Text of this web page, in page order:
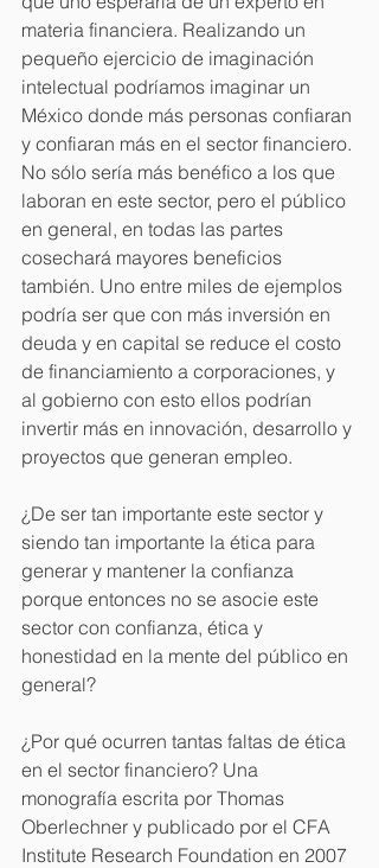
materia financiera. Realizando un
pequeño ejercicio de imaginación
intelectual podríamos imaginar un
México donde más personas confiaran
y confiaran más en el sector financiero.
No sólo sería más benéfico a los que
laboran en este sector, pero el público
en general, en todas las partes
cosechará mayores beneficios
también. Uno entre miles de ejemplos
podría ser que con más inversión en
deuda y en capital se reduce el costo
de financiamiento a corporaciones, y
al gobierno con esto ellos podrían
invertir más en innovación, desarrollo y
proyectos que generan empleo.
¿De ser tan importante este sector y
siendo tan importante la ética para
generar y mantener la confianza
porque entonces no se asocie este
sector con confianza, ética y
honestidad en la mente del público en
general?
¿Por qué ocurren tantas faltas de ética
en el sector financiero? Una
monografía escrita por Thomas
Oberlechner y publicado por el CFA
Institute Research Foundation en 2007